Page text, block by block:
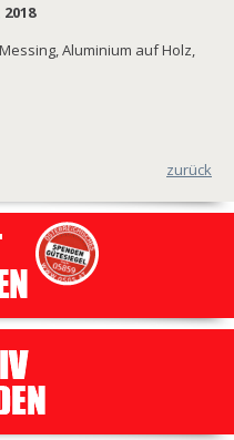
Aluminium auf Holz,
zurück